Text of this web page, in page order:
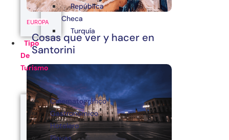
EUROPA
Cosas que ver y hacer en
Santorini
República
Checa
Turquía
Tipo
De
Turismo
Cinematográfico
Gastronómico
Hotelero
Playas